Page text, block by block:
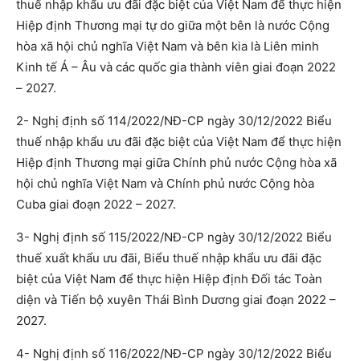
thuế nhập khẩu ưu đãi đặc biệt của Việt Nam để thực hiện
Hiệp định Thương mại tự do giữa một bên là nước Cộng
hòa xã hội chủ nghĩa Việt Nam và bên kia là Liên minh
Kinh tế Á – Âu và các quốc gia thành viên giai đoạn 2022
– 2027.
2- Nghị định số 114/2022/NĐ-CP ngày 30/12/2022 Biểu
thuế nhập khẩu ưu đãi đặc biệt của Việt Nam để thực hiện
Hiệp định Thương mại giữa Chính phủ nước Cộng hòa xã
hội chủ nghĩa Việt Nam và Chính phủ nước Cộng hòa
Cuba giai đoạn 2022 – 2027.
3- Nghị định số 115/2022/NĐ-CP ngày 30/12/2022 Biểu
thuế xuất khẩu ưu đãi, Biểu thuế nhập khẩu ưu đãi đặc
biệt của Việt Nam để thực hiện Hiệp định Đối tác Toàn
diện và Tiến bộ xuyên Thái Bình Dương giai đoạn 2022 –
2027.
4- Nghị định số 116/2022/NĐ-CP ngày 30/12/2022 Biểu